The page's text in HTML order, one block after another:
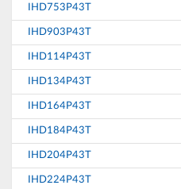
IHD753P43T
IHD903P43T
IHD114P43T
IHD134P43T
IHD164P43T
IHD184P43T
IHD204P43T
IHD224P43T